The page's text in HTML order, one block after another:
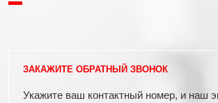
ЗАКАЖИТЕ ОБРАТНЫЙ ЗВОНОК
Укажите ваш контактный номер, и наш